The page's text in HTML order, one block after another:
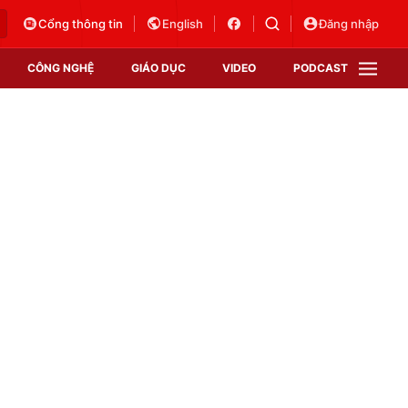
Cổng thông tin English Đăng nhập
CÔNG NGHỆ GIÁO DỤC VIDEO PODCAST